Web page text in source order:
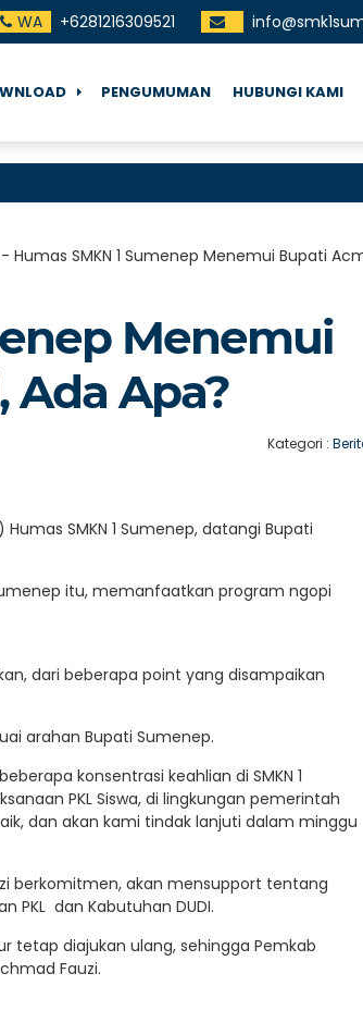
WA +6281216309521
PENGUMUMAN HUBUNGI KAMI
- Humas SMKN 1 Sumenep Menemui Bupati
Menemui
Ada Apa?
Kategori :
SMKN 1 Sumenep, datangi Bupati
itu, memanfaatkan program ngopi
dari beberapa point yang disampaikan
arahan Bupati Sumenep.
konsentrasi keahlian di SMKN 1
PKL Siswa, di lingkungan pemerintah
dan akan kami tindak lanjuti dalam minggu
berkomitmen, akan mensupport tentang
PKL dan Kabutuhan DUDI.
tetap diajukan ulang, sehingga Pemkab
Fauzi.